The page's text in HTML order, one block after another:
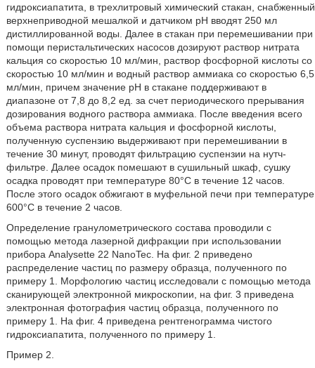
гидроксиапатита, в трехлитровый химический стакан, снабженный
верхнеприводной мешалкой и датчиком рН вводят 250 мл
дистиллированной воды. Далее в стакан при перемешивании при
помощи перистальтических насосов дозируют раствор нитрата
кальция со скоростью 10 мл/мин, раствор фосфорной кислоты со
скоростью 10 мл/мин и водный раствор аммиака со скоростью 6,5
мл/мин, причем значение рН в стакане поддерживают в
диапазоне от 7,8 до 8,2 ед. за счет периодического прерывания
дозирования водного раствора аммиака. После введения всего
объема раствора нитрата кальция и фосфорной кислоты,
полученную суспензию выдерживают при перемешивании в
течение 30 минут, проводят фильтрацию суспензии на нутч-
фильтре. Далее осадок помешают в сушильный шкаф, сушку
осадка проводят при температуре 80°С в течение 12 часов.
После этого осадок обжигают в муфельной печи при температуре
600°С в течение 2 часов.
Определение гранулометрического состава проводили с
помощью метода лазерной дифракции при использовании
прибора Analysette 22 NanoTec. На фиг. 2 приведено
распределение частиц по размеру образца, полученного по
примеру 1. Морфологию частиц исследовали с помощью метода
сканирующей электронной микроскопии, на фиг. 3 приведена
электронная фотография частиц образца, полученного по
примеру 1. На фиг. 4 приведена рентгенограмма чистого
гидроксиапатита, полученного по примеру 1.
Пример 2.